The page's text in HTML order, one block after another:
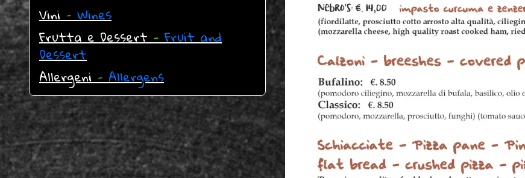
Vini- Wines
Frutta e Dessert- Fruit and
Dessert
Allergeni- Allergens